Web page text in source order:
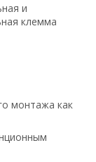
и
клемма
монтажа как